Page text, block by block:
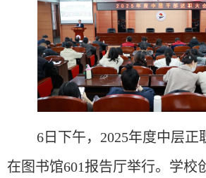
6日下午，2025年度中层正
在图书馆601报告厅举行。学校